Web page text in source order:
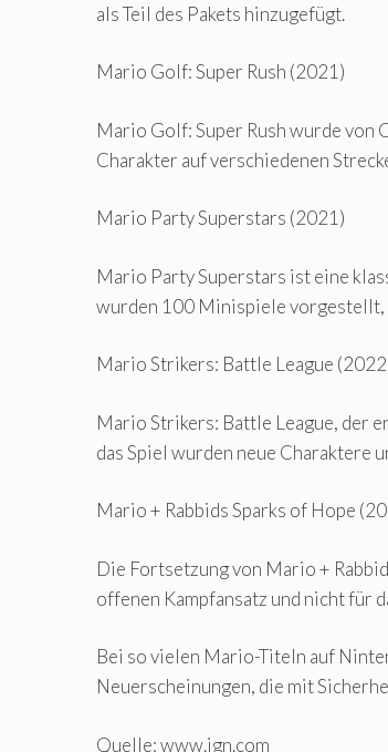
als Teil des Pakets hinzugefügt.
Mario Golf: Super Rush (2021)
Mario Golf: Super Rush wurde
Charakter auf verschiedenen
Mario Party Superstars (2021)
Mario Party Superstars ist eine
wurden 100 Minispiele vorgestellt,
Mario Strikers: Battle League
Mario Strikers: Battle League, der
das Spiel wurden neue Charaktere
Mario + Rabbids Sparks of Hope
Die Fortsetzung von Mario +
offenen Kampfansatz und nicht für
Bei so vielen Mario-Titeln auf
Neuerscheinungen, die mit
Quelle: www.ign.com